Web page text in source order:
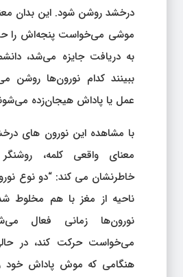
درخشد روشن شود. این بدان
موشی می‌خواست پنجه‌اش را
به دریافت جایزه می‌شد،
ببینند کدام نورون‌ها روشن
عمل یا پاداش هیجان‌زده
با مشاهده این نورون های
معنای واقعی کلمه،
خاطرنشان می کند: “دو نوع
ناحیه از مغز با هم مخلوط
نورون‌ها زمانی فعال
می‌خواست حرکت کند، در
هنگامی که موش پاداش خود